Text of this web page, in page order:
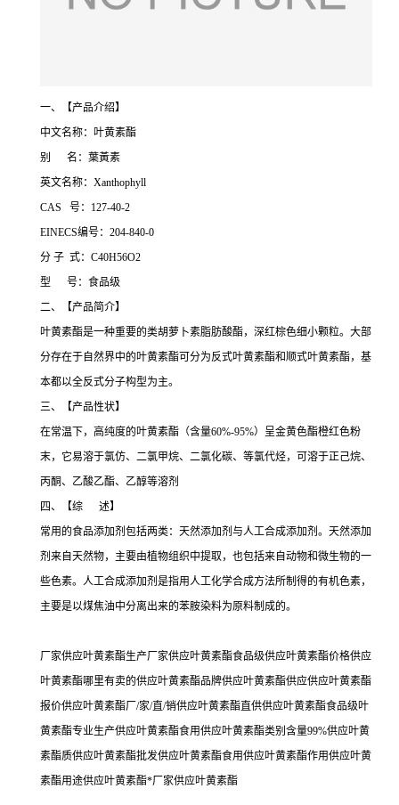
一、【产品介绍】
中文名称：叶黄素酯
别 名：葉黃素
英文名称：Xanthophyll
CAS 号：127-40-2
EINECS编号：204-840-0
分 子 式：C40H56O2
型 号：食品级
二、【产品简介】
叶黄素酯是一种重要的类胡萝卜素脂肪酸酯，深红棕色细小颗粒。大部
分存在于自然界中的叶黄素酯可分为反式叶黄素酯和顺式叶黄素酯，基
本都以全反式分子构型为主。
三、【产品性状】
在常温下，高纯度的叶黄素酯（含量60%-95%）呈金黄色酯橙红色粉
末，它易溶于氯仿、二氯甲烷、二氯化碳、等氯代烃，可溶于正己烷、
丙酮、乙酸乙酯、乙醇等溶剂
四、【综 述】
常用的食品添加剂包括两类：天然添加剂与人工合成添加剂。天然添加
剂来自天然物，主要由植物组织中提取，也包括来自动物和微生物的一
些色素。人工合成添加剂是指用人工化学合成方法所制得的有机色素，
主要是以煤焦油中分离出来的苯胺染料为原料制成的。
厂家供应叶黄素酯生产厂家供应叶黄素酯食品级供应叶黄素酯价格供应
叶黄素酯哪里有卖的供应叶黄素酯品牌供应叶黄素酯供应供应叶黄素酯
报价供应叶黄素酯厂/家/直/销供应叶黄素酯直供供应叶黄素酯食品级叶
黄素酯专业生产供应叶黄素酯食用供应叶黄素酯类别含量99%供应叶黄
素酯质供应叶黄素酯批发供应叶黄素酯食用供应叶黄素酯作用供应叶黄
素酯用途供应叶黄素酯*厂家供应叶黄素酯